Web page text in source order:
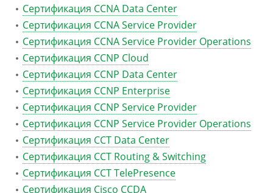
Сертификация CCNA Data Center
Сертификация CCNA Service Provider
Сертификация CCNA Service Provider Operations
Сертификация CCNP Cloud
Сертификация CCNP Data Center
Сертификация CCNP Enterprise
Сертификация CCNP Service Provider
Сертификация CCNP Service Provider Operations
Сертификация CCT Data Center
Сертификация CCT Routing & Switching
Сертификация CCT TelePresence
Сертификация Cisco CCDA